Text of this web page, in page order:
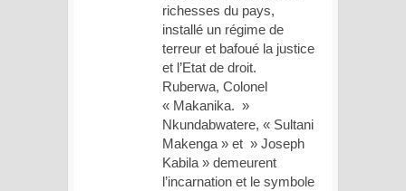
richesses du pays,
installé un régime de
terreur et bafoué la justice
et l’Etat de droit.
Ruberwa, Colonel
« Makanika. »
Nkundabwatere, « Sultani
Makenga » et » Joseph
Kabila » demeurent
l’incarnation et le symbole